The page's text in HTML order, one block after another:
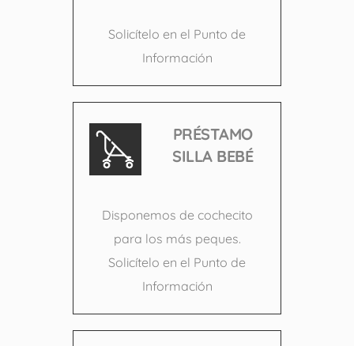
Solicítelo en el Punto de
Información
PRÉSTAMO
SILLA BEBÉ
Disponemos de cochecito
para los más peques.
Solicítelo en el Punto de
Información